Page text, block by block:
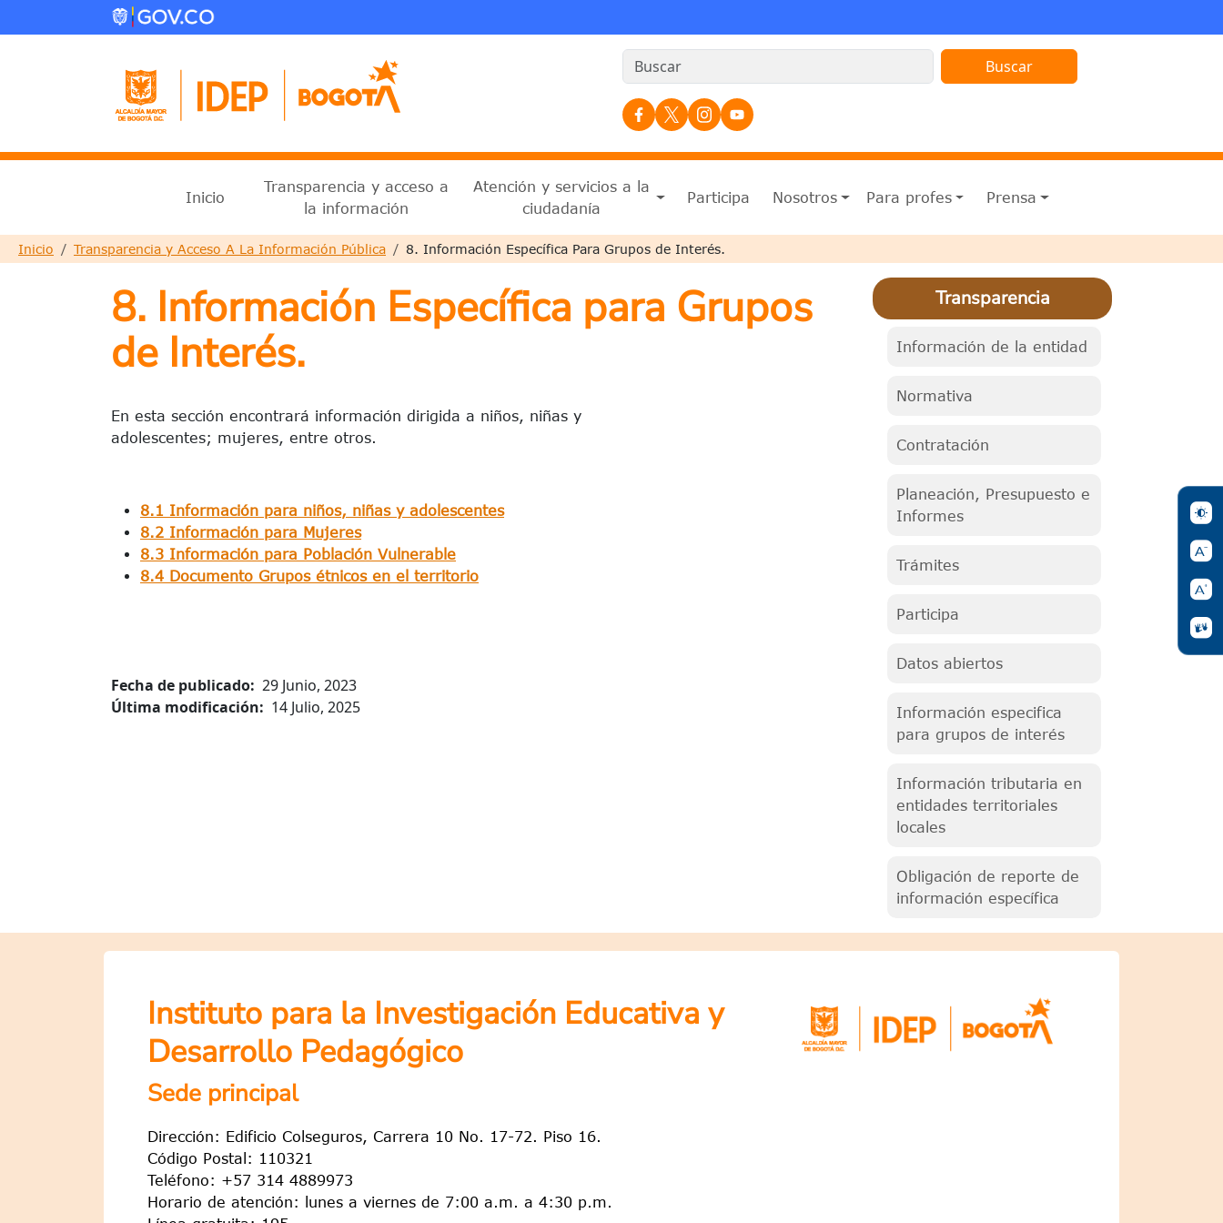
Pasar al contenido principal
Redes Sociales
Menu principal 2025
Inicio
Transparencia y acceso a
la información
Atención y servicios a la
ciudadanía
Participa Nosotros Para profes Prensa
Sobrescribir enlaces de ayuda a la navegación
Inicio Transparencia y Acceso A La Información Pública 8. Información Específica Para Grupos de Interés.
8. Información Específica para Grupos
de Interés.
En esta sección encontrará información dirigida a niños, niñas y
adolescentes; mujeres, entre otros.
8.1 Información para niños, niñas y adolescentes
8.2 Información para Mujeres
8.3 Información para Población Vulnerable
8.4 Documento Grupos étnicos en el territorio
Fecha de publicado 29 Junio, 2023
Última modificación
14 Julio, 2025
Transparencia
Información de la entidad
Normativa
Contratación
Planeación, Presupuesto e
Informes
Trámites
Participa
Datos abiertos
Información especifica
para grupos de interés
Información tributaria en
entidades territoriales
locales
Obligación de reporte de
información específica
Instituto para la Investigación Educativa y
Desarrollo Pedagógico
Sede principal
Dirección: Edificio Colseguros, Carrera 10 No. 17-72. Piso 16.
Código Postal: 110321
Teléfono: +57 314 4889973
Horario de atención: lunes a viernes de 7:00 a.m. a 4:30 p.m.